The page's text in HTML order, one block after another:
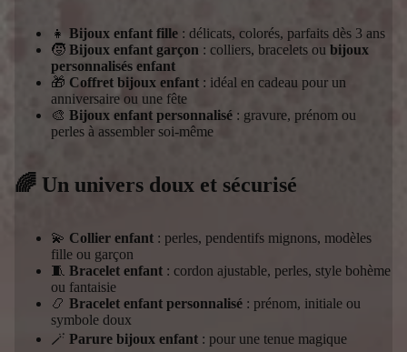
👧 Bijoux enfant fille : délicats, colorés, parfaits dès 3 ans
🧒 Bijoux enfant garçon : colliers, bracelets ou bijoux
personnalisés enfant
🎁 Coffret bijoux enfant : idéal en cadeau pour un
anniversaire ou une fête
🎨 Bijoux enfant personnalisé : gravure, prénom ou
perles à assembler soi-même
🌈 Un univers doux et sécurisé
💫 Collier enfant : perles, pendentifs mignons, modèles
fille ou garçon
🧵 Bracelet enfant : cordon ajustable, perles, style bohème
ou fantaisie
📿 Bracelet enfant personnalisé : prénom, initiale ou
symbole doux
🪄 Parure bijoux enfant : pour une tenue magique